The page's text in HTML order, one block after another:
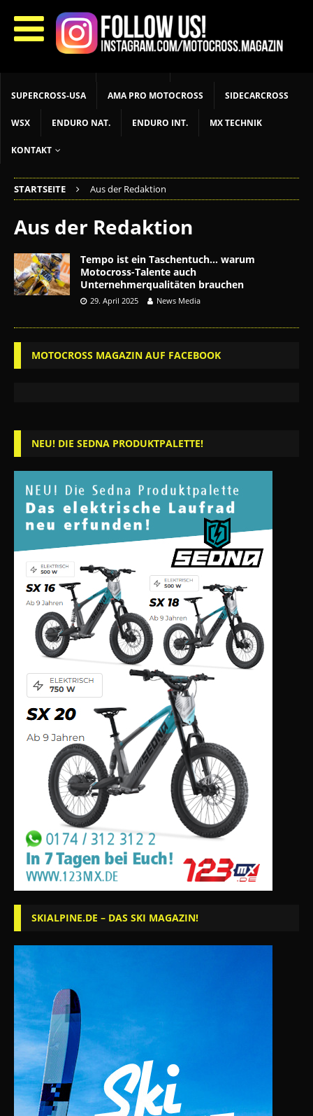
START LIVETIMING MX NEWS MX YOUTH
MX WOMEN MXGP ADAC MX MASTERS MOTOCROSS INT
SUPERCROSS-USA AMA PRO MOTOCROSS SIDECARCROSS
WSX ENDURO NAT. ENDURO INT. MX TECHNIK
KONTAKT
STARTSEITE Aus der Redaktion
Aus der Redaktion
Tempo ist ein Taschentuch… warum
Motocross-Talente auch
Unternehmerqualitäten brauchen
29. April 2025 News Media
MOTOCROSS MAGAZIN AUF FACEBOOK
NEU! DIE SEDNA PRODUKTPALETTE!
SKIALPINE.DE – DAS SKI MAGAZIN!